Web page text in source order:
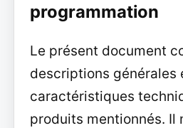
programmation
Le présent document
descriptions générales
caractéristiques
produits mentionnés. Il